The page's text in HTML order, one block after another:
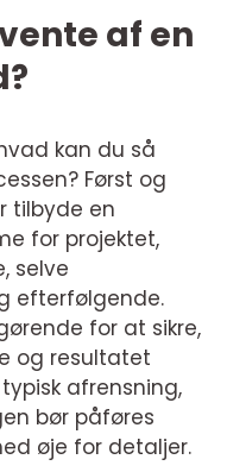
af en
kan du så
Først og
tilbyde en
for projektet,
selve
efterfølgende.
for at sikre,
og resultatet
afrensning,
bør påføres
øje for detaljer.